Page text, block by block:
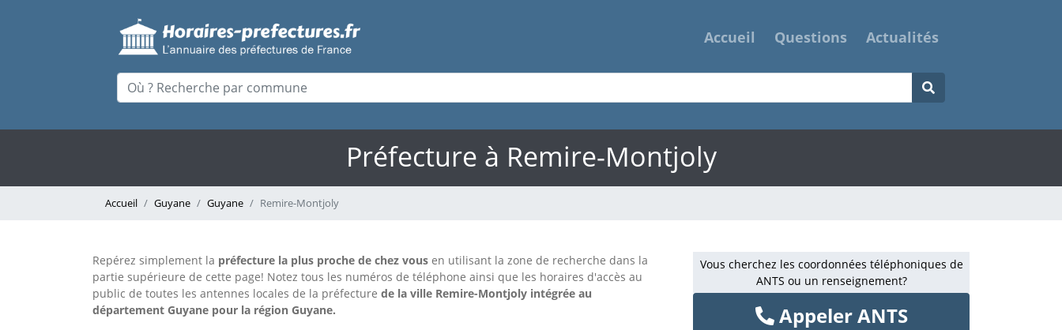
Accueil Questions Actualités
Préfecture à Remire-Montjoly
Accueil Guyane Guyane Remire-Montjoly
Repérez simplement la préfecture la plus proche de chez vous en utilisant la zone de recherche dans la
partie supérieure de cette page! Notez tous les numéros de téléphone ainsi que les horaires d'accès au
public de toutes les antennes locales de la préfecture de la ville Remire-Montjoly intégrée au
département Guyane pour la région Guyane.
Vous cherchez les coordonnées téléphoniques de
ANTS ou un renseignement?
Appeler ANTS